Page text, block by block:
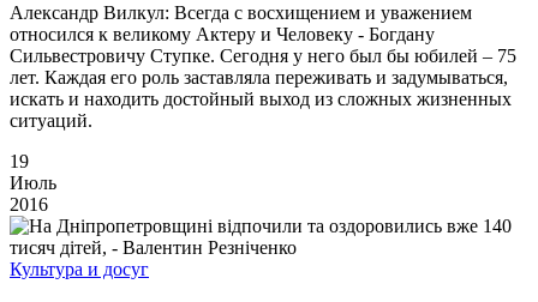
Александр Вилкул: Всегда с восхищением и уважением
относился к великому Актеру и Человеку - Богдану
Сильвестровичу Ступке. Сегодня у него был бы юбилей – 75
лет. Каждая его роль заставляла переживать и задумываться,
искать и находить достойный выход из сложных жизненных
ситуаций.
19
Июль
2016
Культура и досуг